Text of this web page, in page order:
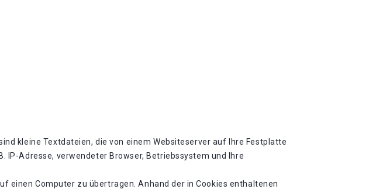
kleine Textdateien, die von einem Websiteserver auf Ihre Festplatte
Adresse, verwendeter Browser, Betriebssystem und Ihre
einen Computer zu übertragen. Anhand der in Cookies enthaltenen